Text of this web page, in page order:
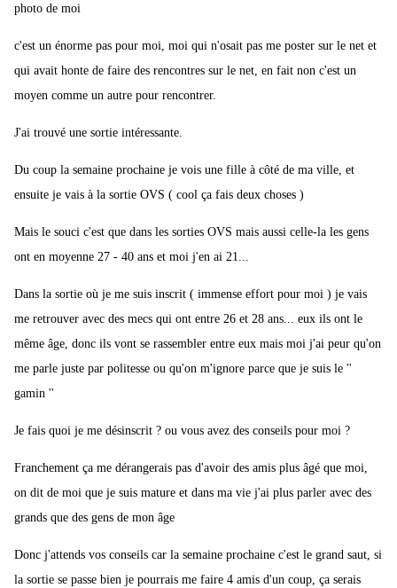
photo de moi
c'est un énorme pas pour moi, moi qui n'osait pas me poster sur le net et
qui avait honte de faire des rencontres sur le net, en fait non c'est un
moyen comme un autre pour rencontrer.
J'ai trouvé une sortie intéressante.
Du coup la semaine prochaine je vois une fille à côté de ma ville, et
ensuite je vais à la sortie OVS ( cool ça fais deux choses )
Mais le souci c'est que dans les sorties OVS mais aussi celle-la les gens
ont en moyenne 27 - 40 ans et moi j'en ai 21...
Dans la sortie où je me suis inscrit ( immense effort pour moi ) je vais
me retrouver avec des mecs qui ont entre 26 et 28 ans... eux ils ont le
même âge, donc ils vont se rassembler entre eux mais moi j'ai peur qu'on
me parle juste par politesse ou qu'on m'ignore parce que je suis le ''
gamin ''
Je fais quoi je me désinscrit ? ou vous avez des conseils pour moi ?
Franchement ça me dérangerais pas d'avoir des amis plus âgé que moi,
on dit de moi que je suis mature et dans ma vie j'ai plus parler avec des
grands que des gens de mon âge
Donc j'attends vos conseils car la semaine prochaine c'est le grand saut, si
la sortie se passe bien je pourrais me faire 4 amis d'un coup, ça serais